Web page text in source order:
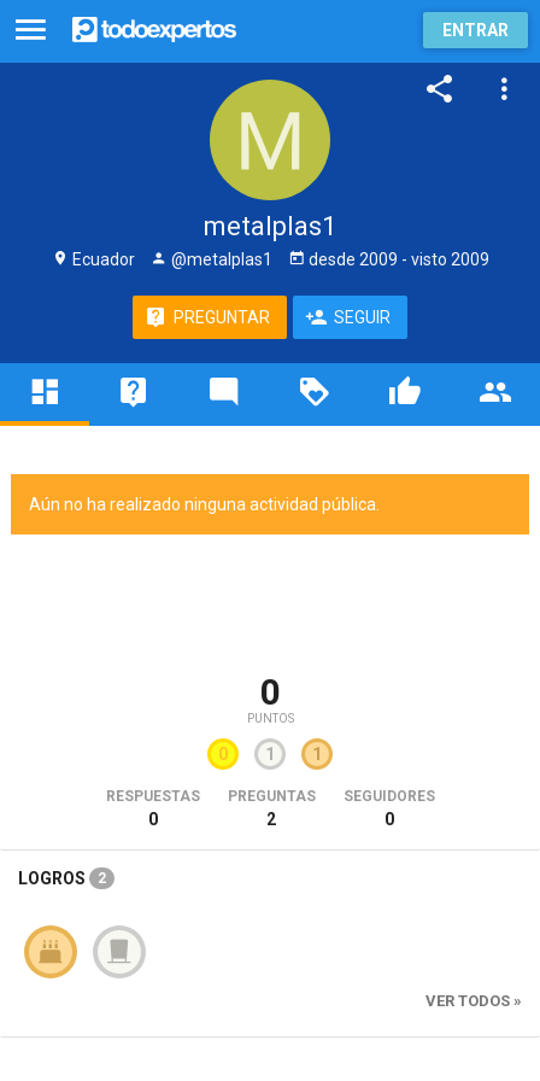
ENTRAR
metalplas1
Ecuador @metalplas1 desde 2009 - visto 2009
PREGUNTAR SEGUIR
Aún no ha realizado ninguna actividad pública.
0
PUNTOS
0 1 1
RESPUESTAS
0
PREGUNTAS
2
SEGUIDORES
0
LOGROS 2
VER TODOS »